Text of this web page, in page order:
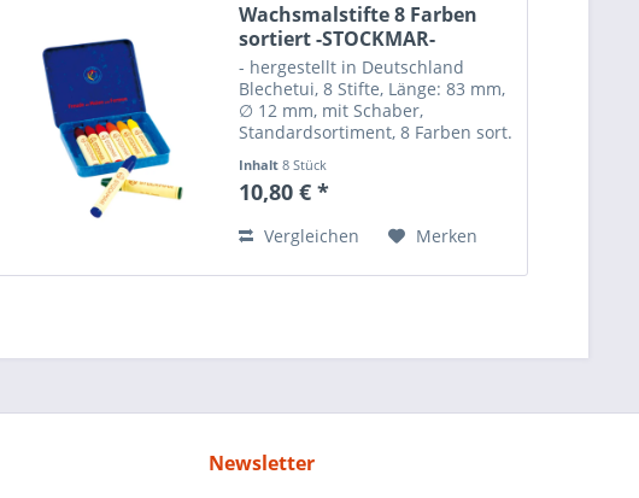
Wachsmalstifte 8 Farben
sortiert -STOCKMAR-
- hergestellt in Deutschland
Blechetui, 8 Stifte, Länge: 83 mm,
∅ 12 mm, mit Schaber,
Standardsortiment, 8 Farben sort.
jeder. Kein Wunder, denn sie
erfüllen höchste pädagogische,
Inhalt8 Stück
10,80 € *
Vergleichen Merken
Newsletter